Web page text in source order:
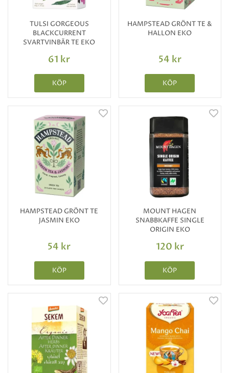
TULSI GORGEOUS
BLACKCURRENT
SVARTVINBÄR TE EKO
61 kr
KÖP
HAMPSTEAD GRÖNT TE &
HALLON EKO
54 kr
KÖP
HAMPSTEAD GRÖNT TE
JASMIN EKO
54 kr
KÖP
MOUNT HAGEN
SNABBKAFFE SINGLE
ORIGIN EKO
120 kr
KÖP